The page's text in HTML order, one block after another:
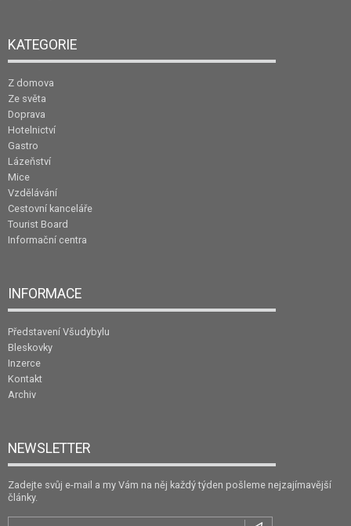
KATEGORIE
Z domova
Ze světa
Doprava
Hotelnictví
Gastro
Lázeňství
Mice
Vzdělávání
Cestovní kanceláře
Tourist Board
Informační centra
INFORMACE
Představení Všudybylu
Bleskovky
Inzerce
Kontakt
Archiv
NEWSLETTER
Zadejte svůj e-mail a my Vám na něj každý týden pošleme nejzajímavější
články.